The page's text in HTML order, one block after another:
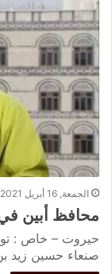
الجمعة, 16 أبريل 2021 - 8:35 م
محافظ أبين
حيروت – خاص :
صنعاء حسين زيد